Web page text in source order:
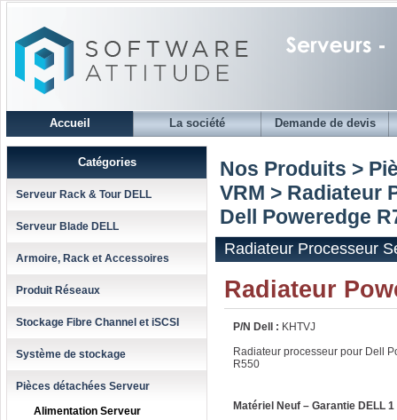
Accueil La société Demande de devis
Catégories
Serveur Rack & Tour DELL
Serveur Blade DELL
Armoire, Rack et Accessoires
Produit Réseaux
Stockage Fibre Channel et iSCSI
Système de stockage
Pièces détachées Serveur
Alimentation Serveur
Nos Produits >
VRM > Radiateur
Dell Poweredge
Radiateur Processeur
Radiateur
P/N Dell : KHTVJ
Radiateur processeur pour Dell
R550
Matériel Neuf – Garantie DELL 1